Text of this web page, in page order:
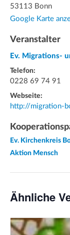
53113 Bonn
Google Karte
Veranstalter
Ev. Migrations-
Telefon:
0228 69 74 91
Webseite:
http://migration-
Ev. Kirchenkreis
Aktion Mensch
Ähnliche